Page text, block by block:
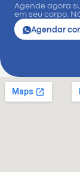
Agende agora
em seu corpo.
Agendar